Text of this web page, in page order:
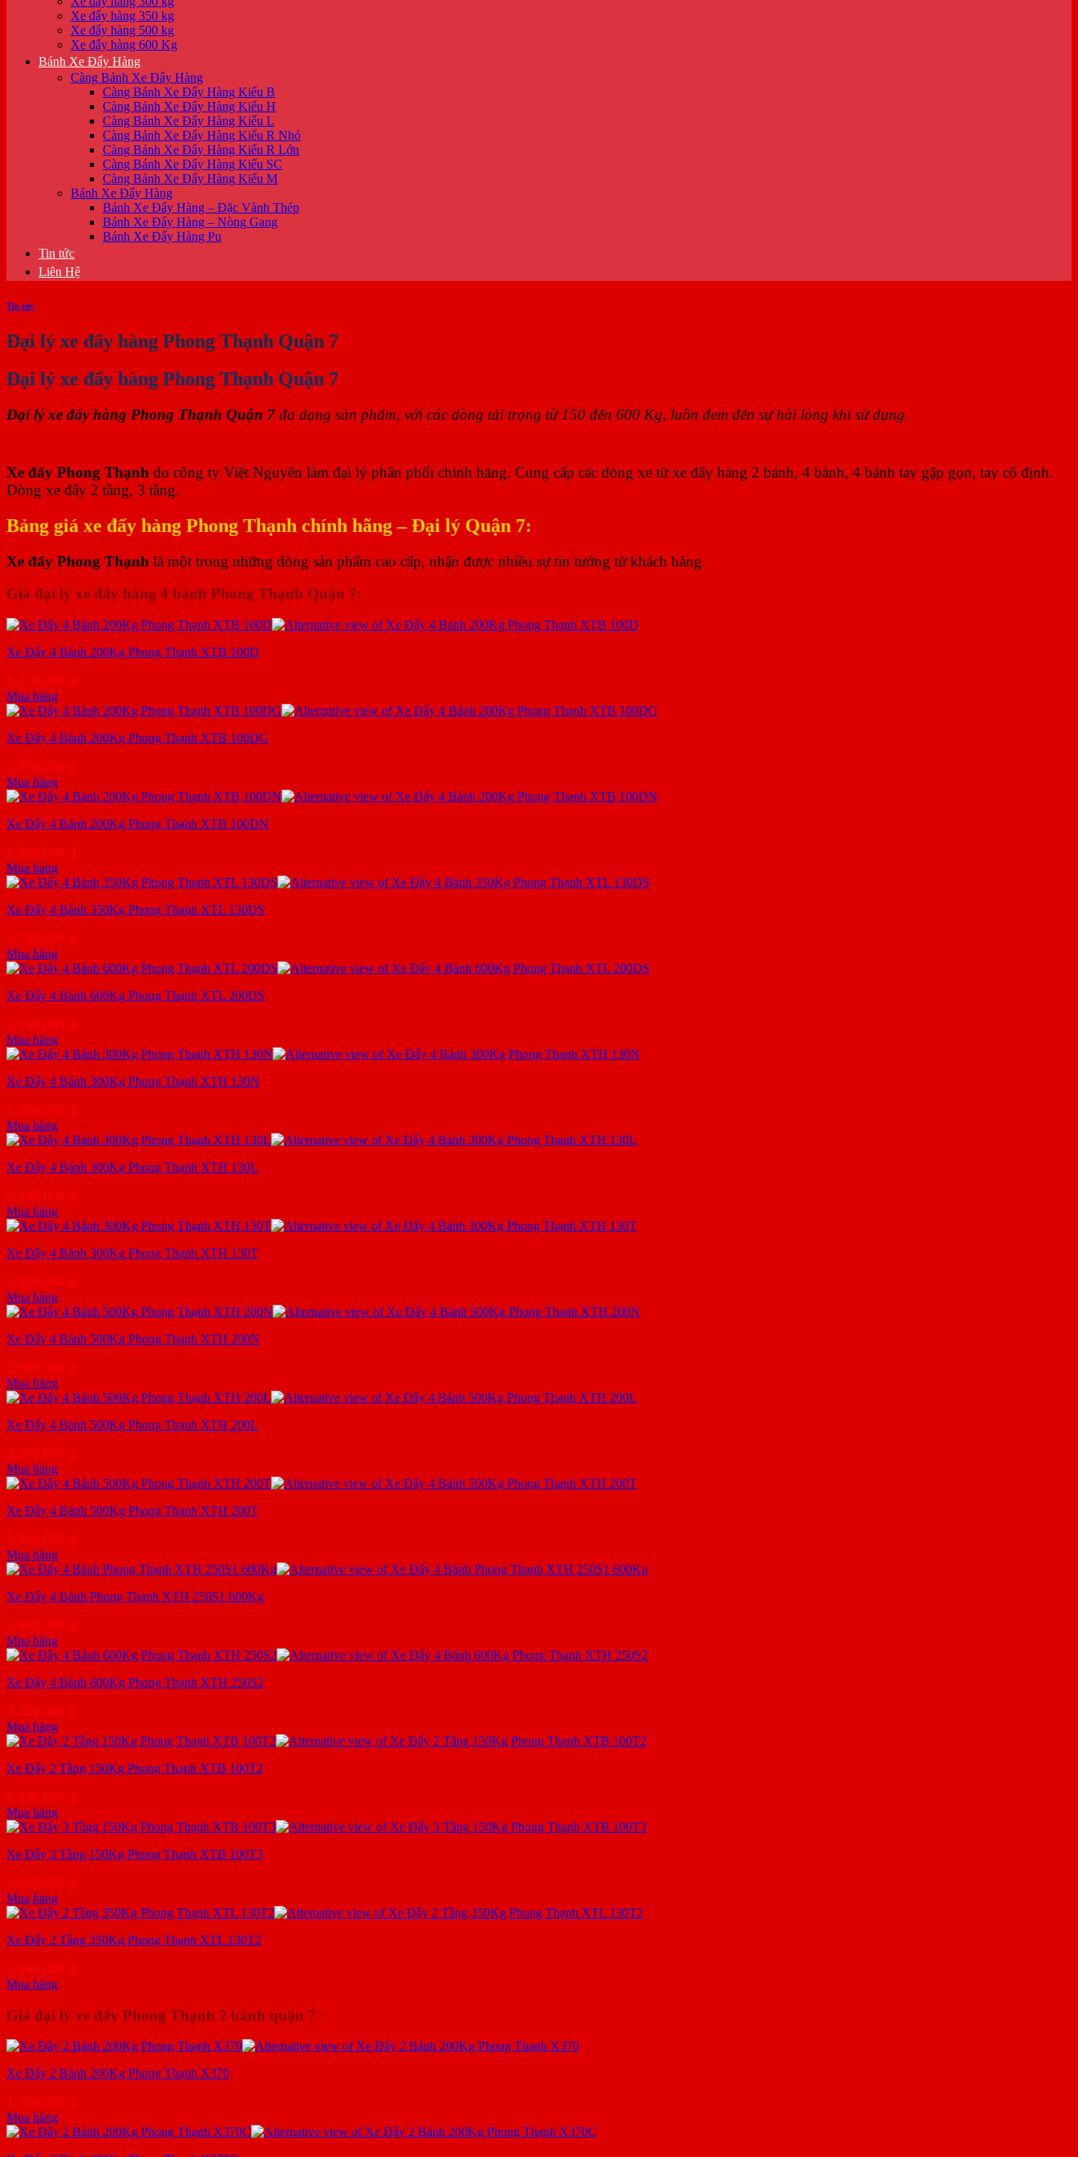
Xe đẩy hàng 350 kg
Xe đẩy hàng 500 kg
Xe đẩy hàng 600 Kg
Bánh Xe Đẩy Hàng
Càng Bánh Xe Đẩy Hàng
Càng Bánh Xe Đẩy Hàng Kiểu B
Càng Bánh Xe Đẩy Hàng Kiểu H
Càng Bánh Xe Đẩy Hàng Kiểu L
Càng Bánh Xe Đẩy Hàng Kiểu R Nhỏ
Càng Bánh Xe Đẩy Hàng Kiểu R Lớn
Càng Bánh Xe Đẩy Hàng Kiểu SC
Càng Bánh Xe Đẩy Hàng Kiểu M
Bánh Xe Đẩy Hàng
Bánh Xe Đẩy Hàng – Đặc Vành Thép
Bánh Xe Đẩy Hàng – Nòng Gang
Bánh Xe Đẩy Hàng Pu
Tin tức
Liên Hệ
Tin tức
Đại lý xe đẩy hàng Phong Thạnh Quận 7
Đại lý xe đẩy hàng Phong Thạnh Quận 7
Đại lý xe đẩy hàng Phong Thạnh Quận 7 đa dạng sản phẩm, với các dòng tải trọng từ 150 đến 600 Kg, luôn đem đến sự hài lòng khi sử dụng.
Xe đẩy Phong Thạnh do công ty Việt Nguyên làm đại lý phân phối chính hãng. Cung cấp các dòng xe từ xe đẩy hàng 2 bánh, 4 bánh, 4 bánh tay gập gọn, tay cố định.
Dòng xe đẩy 2 tầng, 3 tầng.
Bảng giá xe đẩy hàng Phong Thạnh chính hãng – Đại lý Quận 7:
Xe đẩy Phong Thạnh là một trong những dòng sản phẩm cao cấp, nhận được nhiều sự tin tưởng từ khách hàng.
Giá đại lý xe đẩy hàng 4 bánh Phong Thạnh Quận 7:
Xe Đẩy 4 Bánh 200Kg Phong Thạnh XTB 100D
1.570.000 ₫
Mua hàng
Xe Đẩy 4 Bánh 200Kg Phong Thạnh XTB 100DG
1.570.000 ₫
Mua hàng
Xe Đẩy 4 Bánh 200Kg Phong Thạnh XTB 100DN
1.660.000 ₫
Mua hàng
Xe Đẩy 4 Bánh 350Kg Phong Thạnh XTL 130DS
2.790.000 ₫
Mua hàng
Xe Đẩy 4 Bánh 600Kg Phong Thạnh XTL 200DS
4.140.000 ₫
Mua hàng
Xe Đẩy 4 Bánh 300Kg Phong Thạnh XTH 130N
2.140.000 ₫
Mua hàng
Xe Đẩy 4 Bánh 300Kg Phong Thạnh XTH 130L
2.230.000 ₫
Mua hàng
Xe Đẩy 4 Bánh 300Kg Phong Thạnh XTH 130T
2.380.000 ₫
Mua hàng
Xe Đẩy 4 Bánh 500Kg Phong Thạnh XTH 200N
2.900.000 ₫
Mua hàng
Xe Đẩy 4 Bánh 500Kg Phong Thạnh XTH 200L
3.130.000 ₫
Mua hàng
Xe Đẩy 4 Bánh 500Kg Phong Thạnh XTH 200T
3.260.000 ₫
Mua hàng
Xe Đẩy 4 Bánh Phong Thạnh XTH 250S1 600Kg
3.960.000 ₫
Mua hàng
Xe Đẩy 4 Bánh 600Kg Phong Thạnh XTH 250S2
4.230.000 ₫
Mua hàng
Xe Đẩy 2 Tầng 150Kg Phong Thạnh XTB 100T2
2.130.000 ₫
Mua hàng
Xe Đẩy 3 Tầng 150Kg Phong Thạnh XTB 100T3
2.660.000 ₫
Mua hàng
Xe Đẩy 2 Tầng 350Kg Phong Thạnh XTL 130T2
3.340.000 ₫
Mua hàng
Giá đại lý xe đẩy Phong Thạnh 2 bánh quận 7 :
Xe Đẩy 2 Bánh 200Kg Phong Thạnh X370
1.150.000 ₫
Mua hàng